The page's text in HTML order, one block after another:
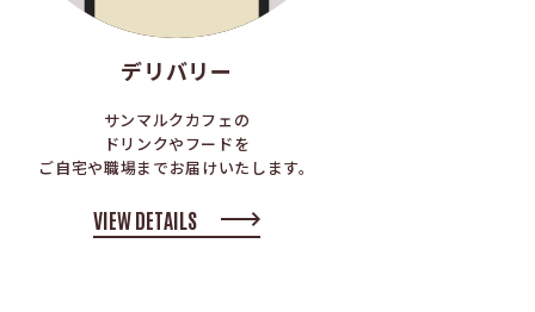
デリバリー
サンマルクカフェの
ドリンクやフードを
ご自宅や職場までお届けいたします。
VIEW DETAILS